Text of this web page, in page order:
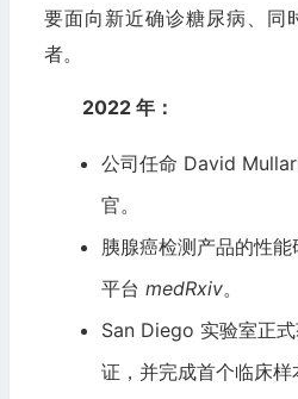
要面向新近确诊糖尿病、同
者。
2022 年：
公司任命 David
官。
胰腺癌检测产品的性
平台 medRxiv。
San Diego 实验室正
证，并完成首个临床样